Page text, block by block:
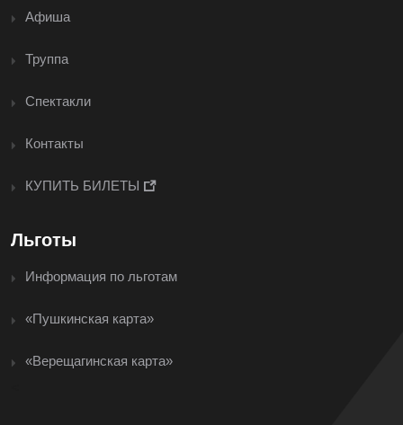
Афиша
Труппа
Спектакли
Контакты
КУПИТЬ БИЛЕТЫ
Льготы
Информация по льготам
«Пушкинская карта»
«Верещагинская карта»